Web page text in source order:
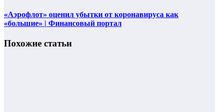
«Аэрофлот» оценил убытки от коронавируса как
«большие» | Финансовый портал
Похожие статьи